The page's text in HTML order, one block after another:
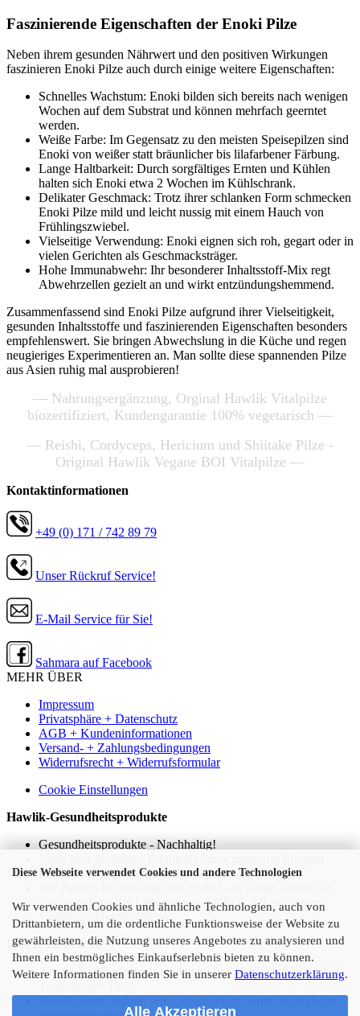
Diese Webseite verwendet Cookies und andere Technologien
Wir verwenden Cookies und ähnliche Technologien, auch von
Drittanbietern, um die ordentliche Funktionsweise der Website zu
gewährleisten, die Nutzung unseres Angebotes zu analysieren und
Ihnen ein bestmögliches Einkaufserlebnis bieten zu können.
Weitere Informationen finden Sie in unserer Datenschutzerklärung.
Alle Akzeptieren
Faszinierende Eigenschaften der Enoki Pilze
Neben ihrem gesunden Nährwert und den positiven Wirkungen
faszinieren Enoki Pilze auch durch einige weitere Eigenschaften:
Schnelles Wachstum: Enoki bilden sich bereits nach wenigen
Wochen auf dem Substrat und können mehrfach geerntet
werden.
Weiße Farbe: Im Gegensatz zu den meisten Speisepilzen sind
Enoki von weißer statt bräunlicher bis lilafarbener Färbung.
Lange Haltbarkeit: Durch sorgfältiges Ernten und Kühlen
halten sich Enoki etwa 2 Wochen im Kühlschrank.
Delikater Geschmack: Trotz ihrer schlanken Form schmecken
Enoki Pilze mild und leicht nussig mit einem Hauch von
Frühlingszwiebel.
Vielseitige Verwendung: Enoki eignen sich roh, gegart oder in
vielen Gerichten als Geschmacksträger.
Hohe Immunabwehr: Ihr besonderer Inhaltsstoff-Mix regt
Abwehrzellen gezielt an und wirkt entzündungshemmend.
Zusammenfassend sind Enoki Pilze aufgrund ihrer Vielseitigkeit,
gesunden Inhaltsstoffe und faszinierenden Eigenschaften besonders
empfehlenswert. Sie bringen Abwechslung in die Küche und regen
neugieriges Experimentieren an. Man sollte diese spannenden Pilze
aus Asien ruhig mal ausprobieren!
— Nahrungsergänzung, Orginal Hawlik Vitalpilze
biozertifiziert, Kundengarantie 100% vegetarisch —
— Reishi, Cordyceps, Hericium und Shiitake Pilze -
Original Hawlik Vegane BOI Vitalpilze —
Kontaktinformationen
+49 (0) 171 / 742 89 79
Unser Rückruf Service!
E-Mail Service für Sie!
Sahmara auf Facebook
MEHR ÜBER
Impressum
Privatsphäre + Datenschutz
AGB + Kundeninformationen
Versand- + Zahlungsbedingungen
Widerrufsrecht + Widerrufsformular
Cookie Einstellungen
Hawlik-Gesundheitsprodukte
Gesundheitsprodukte - Nachhaltig!
führenden Pilzproduzenten.
Qualitätssiegel der Laborgruppe AGROLAB auf seinen
Vitalpilzprodukten führen.
Idee & Geschichte
Als ein Familienbetrieb im Anbau von Vitalpilzen mit einer